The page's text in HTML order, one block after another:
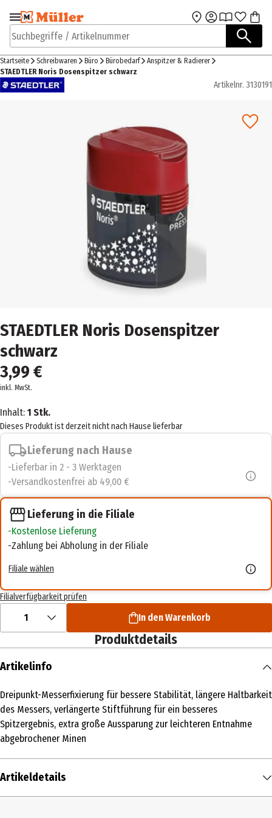
Zur Navigation
springen
Zum Hauptinhalt
Suchbegriffe / Artikelnummer
Startseite Schreibwaren Büro Bürobedarf
Anspitzer & Radierer
STAEDTLER Noris Dosenspitzer schwarz
Artikelnr. 3130191
STAEDTLER Noris Dosenspitzer
schwarz
3,99 €
inkl. MwSt.
Inhalt: 1 Stk.
Dieses Produkt ist derzeit nicht nach Hause lieferbar
Lieferung nach Hause
Lieferbar in 2 - 3 Werktagen
Versandkostenfrei ab 49,00 €
Lieferung in die Filiale
Kostenlose Lieferung
Zahlung bei Abholung in der Filiale
Filiale wählen
Filialverfügbarkeit prüfen
1 In den Warenkorb
Produktdetails
Artikelinfo
Dreipunkt-Messerfixierung für bessere Stabilität, längere Haltbarkeit
des Messers, verlängerte Stiftführung für ein besseres
Spitzergebnis, extra große Aussparung zur leichteren Entnahme
abgebrochener Minen
Artikeldetails